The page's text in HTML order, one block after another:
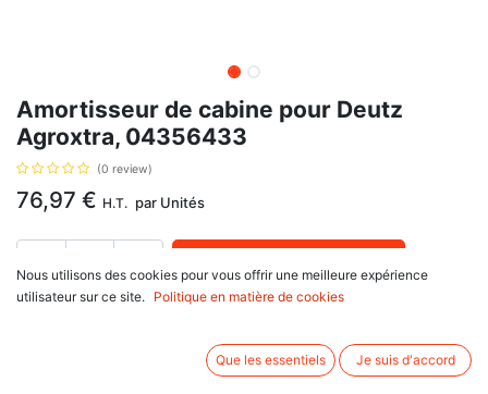
Amortisseur de cabine pour Deutz
Agroxtra, 04356433
(0 review)
76,97 € H.T. par Unités
Délai de livraison : 1 semaine
Amortisseur de cabine, avec pour référence d'origine 04356433, pour
Nous utilisons des cookies pour vous offrir une meilleure expérience
utilisateur sur ce site.
Politique en matière de cookies
Que les essentiels Je suis d'accord